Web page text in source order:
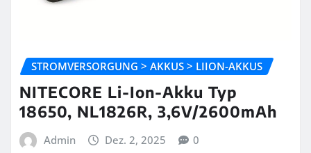
STROMVERSORGUNG > AKKUS > LIION-AKKUS
NITECORE Li-Ion-Akku Typ
18650, NL1826R, 3,6V/2600mAh
Admin Dez. 2, 2025 0